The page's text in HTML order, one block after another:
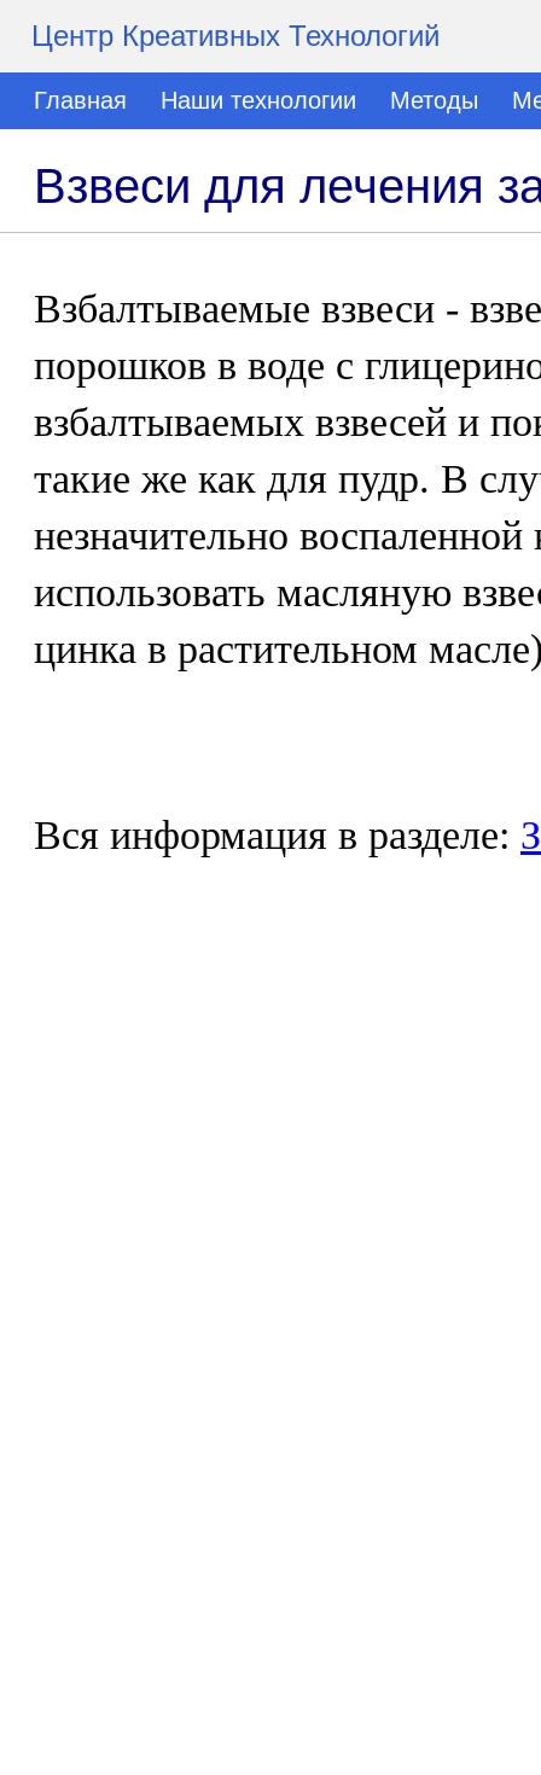
Центр Креативных Технологий
Главная Наши технологии Методы
Взвеси для лечения
Взбалтываемые взвеси -
порошков в воде с
взбалтываемых взвесей и
такие же как для пудр. В
незначительно
использовать масляную
цинка в растительном
Вся информация в разделе: